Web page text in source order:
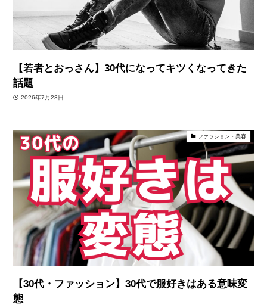
【若者とおっさん】30代になってキツくなってきた
話題
2026年7月23日
ファッション・美容
【30代・ファッション】30代で服好きはある意味変
態